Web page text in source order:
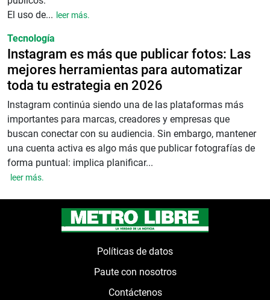
El uso de... leer más.
Tecnología
Instagram es más que publicar fotos: Las
mejores herramientas para automatizar
toda tu estrategia en 2026
Instagram continúa siendo una de las plataformas más
importantes para marcas, creadores y empresas que
buscan conectar con su audiencia. Sin embargo, mantener
una cuenta activa es algo más que publicar fotografías de
forma puntual: implica planificar...
leer más.
Políticas de datos
Paute con nosotros
Contáctenos